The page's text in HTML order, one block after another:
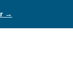
→